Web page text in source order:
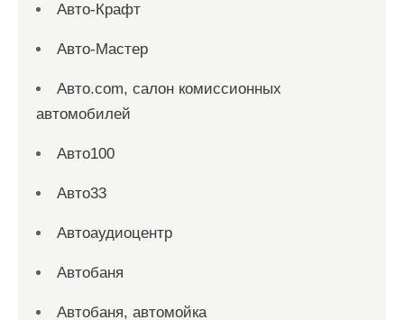
Авто-Крафт
Авто-Мастер
Авто.com, салон комиссионных
автомобилей
Авто100
Авто33
Автоаудиоцентр
Автобаня
Автобаня, автомойка